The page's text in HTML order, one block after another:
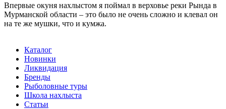
Впервые окуня нахлыстом я поймал в верховье реки Рында в
Мурманской области – это было не очень сложно и клевал он
на те же мушки, что и кумжа.
Каталог
Новинки
Ликвидация
Бренды
Рыболовные туры
Школа нахлыста
Статьи